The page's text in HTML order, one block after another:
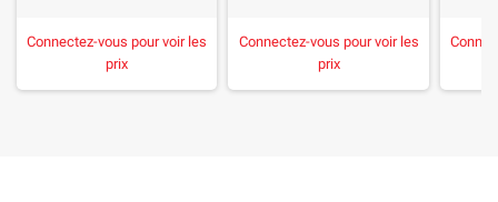
Connectez-vous pour voir les
prix
Connectez-vous pour voir les
prix